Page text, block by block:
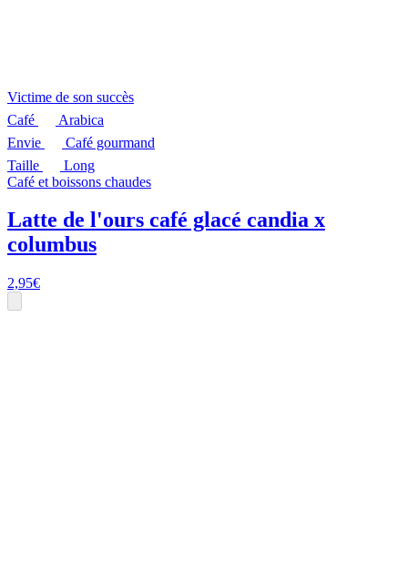
Victime de son succès
Café
Arabica
Envie
Café gourmand
Taille
Long
Café et boissons chaudes
Latte de l'ours café glacé candia x
columbus
2,95€